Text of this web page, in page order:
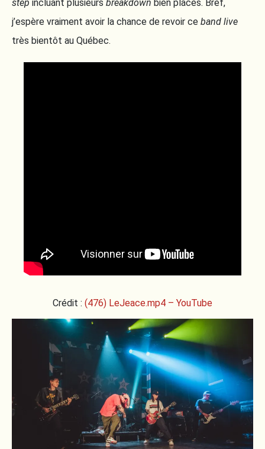
step incluant plusieurs breakdown bien placés. Bref,
j’espère vraiment avoir la chance de revoir ce band live
très bientôt au Québec.
Crédit : (476) LeJeace.mp4 – YouTube